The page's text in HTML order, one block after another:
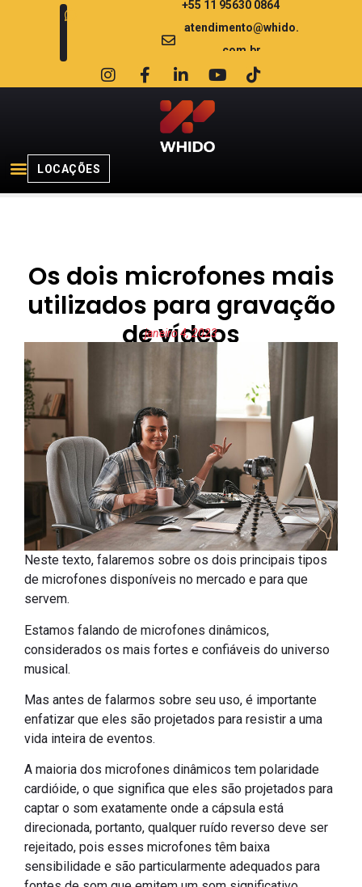
+55 11 95630 0864
atendimento@whido.
com.br
LOCAÇÕES
Os dois microfones mais
utilizados para gravação
de vídeos
janeiro 4, 2023
Neste texto, falaremos sobre os dois principais tipos
de microfones disponíveis no mercado e para que
servem.
Estamos falando de microfones dinâmicos,
considerados os mais fortes e confiáveis do universo
musical.
Mas antes de falarmos sobre seu uso, é importante
enfatizar que eles são projetados para resistir a uma
vida inteira de eventos.
A maioria dos microfones dinâmicos tem polaridade
cardióide, o que significa que eles são projetados para
captar o som exatamente onde a cápsula está
direcionada, portanto, qualquer ruído reverso deve ser
rejeitado, pois esses microfones têm baixa
sensibilidade e são particularmente adequados para